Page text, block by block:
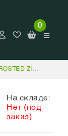
0
FROSTED ZINN X 3 BEARS OG AUTO
На складе:
Нет (под
заказ)